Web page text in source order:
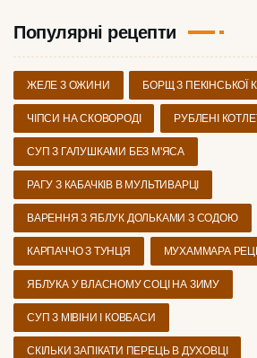
Популярні рецепти
ЖЕЛЕ З ОЖИНИ БОРЩ З ПЕКІНСЬКОЇ
ЧІПСИ НА СКОВОРОДІ РУБЛЕНІ
СУП З ГАЛУШКАМИ БЕЗ М'ЯСА
РАГУ З КАБАЧКІВ В МУЛЬТИВАРЦІ
ВАРЕННЯ З ЯБЛУК ДОЛЬКАМИ З СОДОЮ
КАРПАЧЧО З ТУНЦЯ МУХАММАРА
ЯБЛУКА У ВЛАСНОМУ СОЦІ НА ЗИМУ
СУП З МІВІНИ І КОВБАСИ
СКІЛЬКИ ЗАПІКАТИ ПЕРЕЦЬ В ДУХОВЦІ